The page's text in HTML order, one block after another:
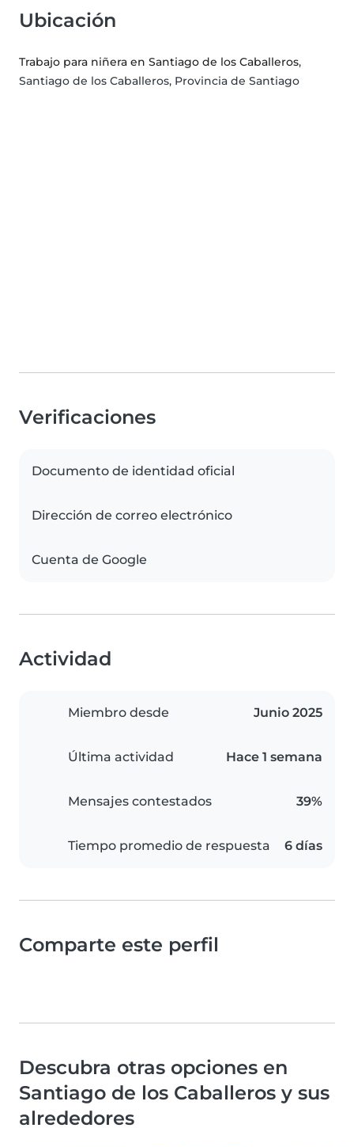
Ubicación
Trabajo para niñera en Santiago de los Caballeros,
Santiago de los Caballeros, Provincia de Santiago
Verificaciones
Documento de identidad oficial
Dirección de correo electrónico
Cuenta de Google
Actividad
Miembro desde Junio 2025
Última actividad Hace 1 semana
Mensajes contestados 39%
Tiempo promedio de respuesta 6 días
Comparte este perfil
Descubra otras opciones en
Santiago de los Caballeros y sus
alrededores